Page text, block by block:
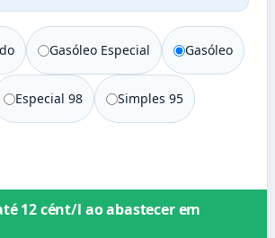
Gasóleo Especial Gasóleo
Especial 98 Simples 95
12 cént/l ao abastecer em